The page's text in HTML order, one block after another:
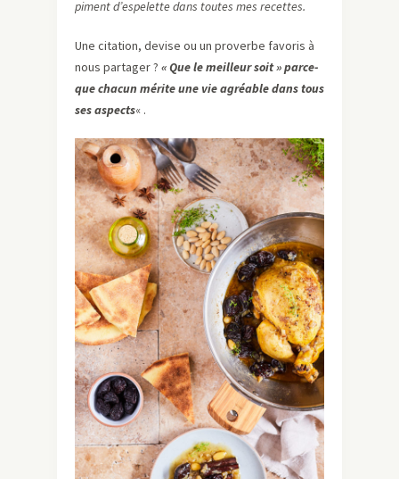
piment d’espelette dans toutes mes recettes.
Une citation, devise ou un proverbe favoris à
nous partager ? « Que le meilleur soit » parce-
que chacun mérite une vie agréable dans tous
ses aspects« .